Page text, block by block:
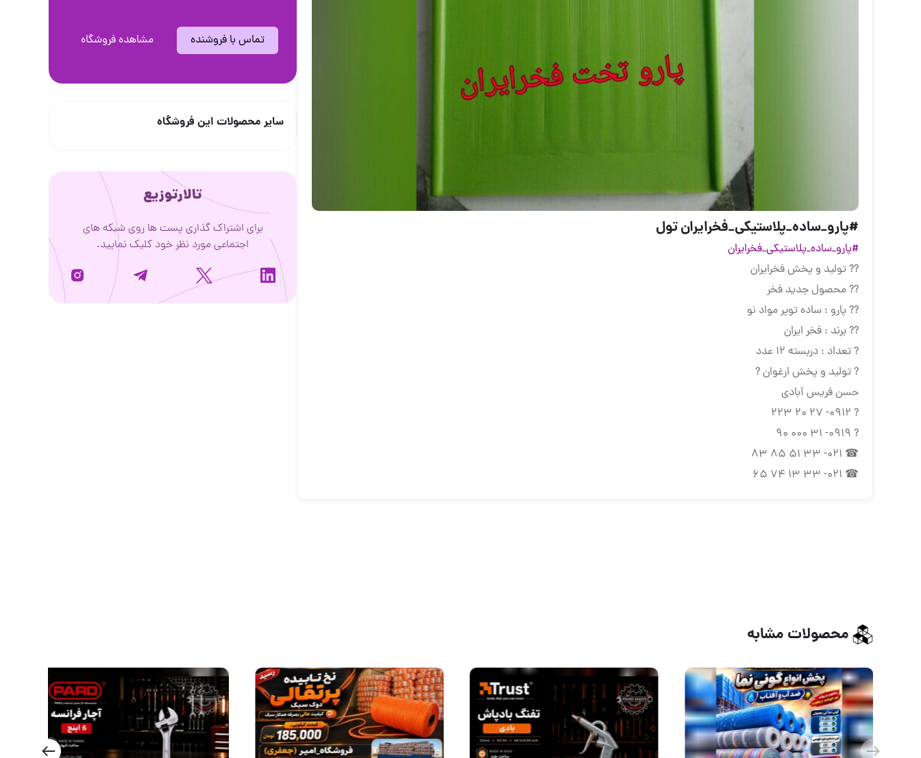
#پارو_ساده_پلاستیکی_فخرایران تول
#پارو_ساده_پلاستیکی_فخرایران
?? تولید و پخش فخرایران
?? محصول جدید فخر
?? پارو : ساده توپر مواد نو
?? برند : فخر ایران
? تعداد : دربسته 12 عدد
? تولید و پخش ارغوان ?
حسن فریس آبادی
? 0912- 27 20 223
? 0919- 31 000 90
☎ 021- 33 51 85 83
☎ 021- 33 13 74 65
تماس با فروشنده مشاهده فروشگاه
سایر محصولات این فروشگاه
تالارتوزیع
برای اشتراک گذاری پست ها روی شبکه های
اجتماعی مورد نظر خود کلیک نمایید.
محصولات مشابه